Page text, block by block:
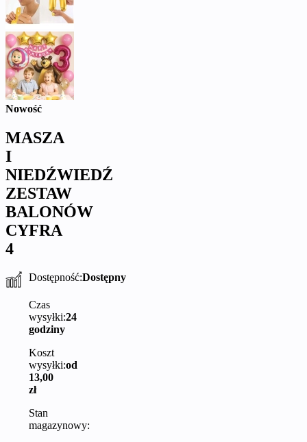
Nowość
MASZA
I
NIEDŹWIEDŹ
ZESTAW
BALONÓW
CYFRA
4
Dostępność:Dostępny
Czas
wysyłki:24
godziny
Koszt
wysyłki:od
13,00
zł
Stan
magazynowy: